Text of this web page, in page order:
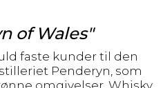
of Wales"
faste kunder til den
Penderyn, som
omgivelser, Whisky